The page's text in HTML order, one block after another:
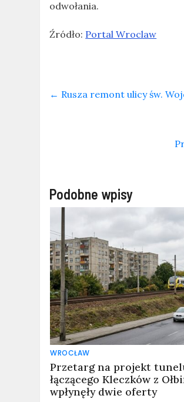
odwołania.
Źródło: Portal Wroclaw
← Rusza remont ulicy św.
Podobne wpisy
WROCŁAW
Przetarg na projekt
łączącego Kleczków z
wpłynęły dwie oferty